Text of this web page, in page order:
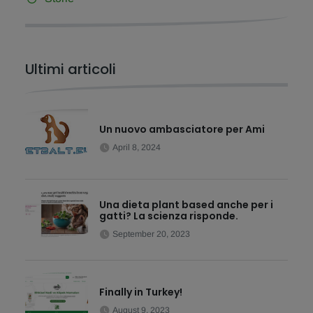
Ultimi articoli
Un nuovo ambasciatore per Ami
April 8, 2024
Una dieta plant based anche per i
gatti? La scienza risponde.
September 20, 2023
Finally in Turkey!
August 9, 2023